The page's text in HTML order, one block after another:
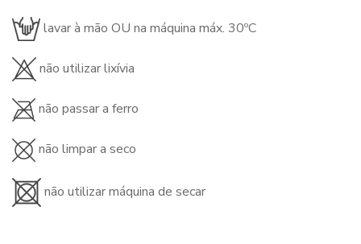
lavar à mão OU na máquina máx. 30ºC
não utilizar lixívia
não passar a ferro
não limpar a seco
não utilizar máquina de secar